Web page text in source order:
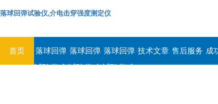
落球回弹试验仪,介电击穿强度测定仪
首页
落球回弹
试验仪,介
落球回弹
试验仪,介
落球回弹
试验仪,介
技术文章 售后服务 成